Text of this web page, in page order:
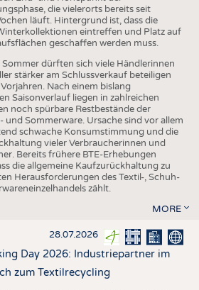
die vielerorts bereits seit
läuft. Hintergrund ist, dass die
eintreffen und Platz auf
geschaffen werden muss.
Sommer dürften sich viele Händlerinnen
stärker am Schlussverkauf beteiligen
Nach einem bislang
Saisonverlauf liegen in zahlreichen
noch spürbare Restbestände der
und Sommerware. Ursache sind vor allem
schwache Konsumstimmung und die
vieler Verbraucherinnen und
Bereits frühere BTE-Erhebungen
die allgemeine Kaufzurückhaltung zu
Herausforderungen des Textil-, Schuh-
zählt.
MORE
28.07.2026
Day 2026: Industriepartner im
zum Textilrecycling